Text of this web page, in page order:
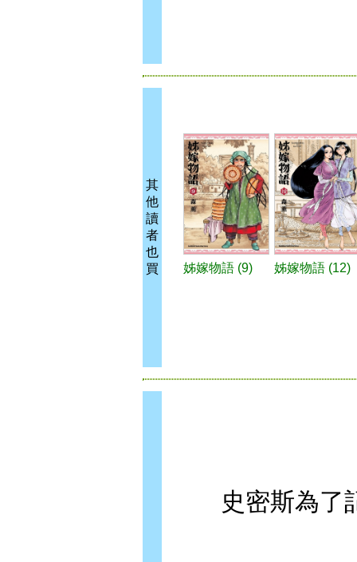
其
他
讀
者
也
買
姊嫁物語 (9) 姊嫁物語 (12)
史密斯為了記